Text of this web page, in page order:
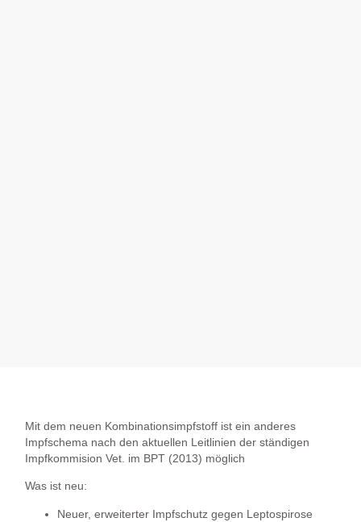
Mit dem neuen Kombinationsimpfstoff ist ein anderes
Impfschema nach den aktuellen Leitlinien der ständigen
Impfkommision Vet. im BPT (2013) möglich
Was ist neu:
Neuer, erweiterter Impfschutz gegen Leptospirose